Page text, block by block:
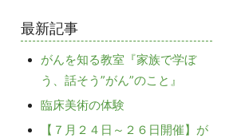
最新記事
がんを知る教室『家族で学ぼ
う、話そう”がん”のこと』
臨床美術の体験
【７月２４日～２６日開催】が